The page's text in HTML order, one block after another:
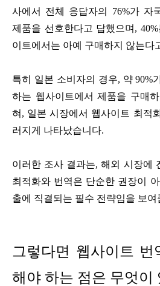
사에서 전체 응답자의 76%가 자
제품을 선호한다고 답했으며,
이트에서는 아예 구매하지 않는다
특히 일본 소비자의 경우, 약 90%
하는 웹사이트에서 제품을 구매
혀, 일본 시장에서 웹사이트 최적
러지게 나타났습니다.
이러한 조사 결과는, 해외 시장에
최적화와 번역은 단순한 권장이
출에 직결되는 필수 전략임을 보여
그렇다면 웹사이트 번
해야 하는 점은 무엇이